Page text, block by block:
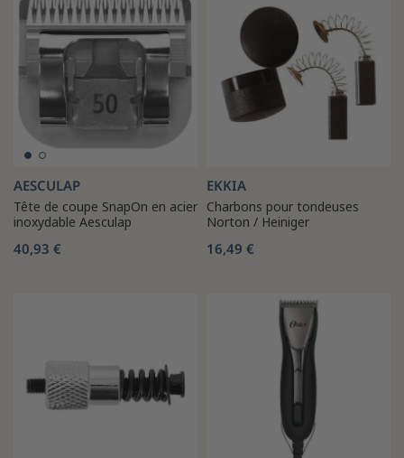
AESCULAP
Tête de coupe SnapOn en acier
inoxydable Aesculap
40,93 €
EKKIA
Charbons pour tondeuses
Norton / Heiniger
16,49 €